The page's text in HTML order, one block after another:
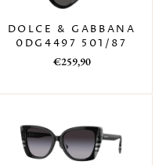
DOLCE & GABBANA
0DG4497 501/87
Prezzo
listino
Prezzo
€259,90